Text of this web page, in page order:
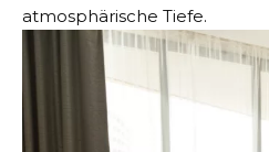
atmosphärische Tiefe.